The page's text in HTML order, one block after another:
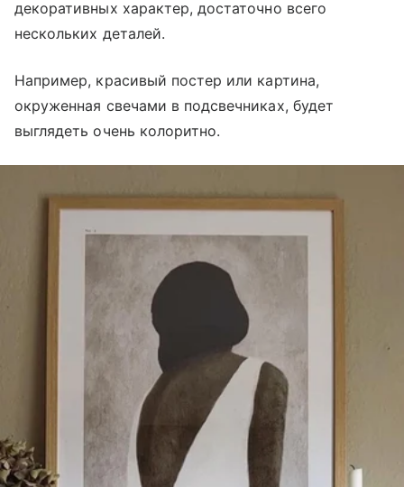
декоративных характер, достаточно всего
нескольких деталей.
Например, красивый постер или картина,
окруженная свечами в подсвечниках, будет
выглядеть очень колоритно.